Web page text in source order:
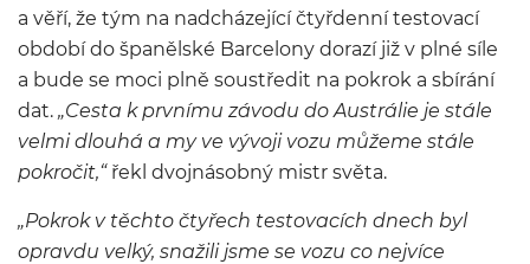
a věří, že tým na nadcházející čtyřdenní testovací
období do španělské Barcelony dorazí již v plné síle
a bude se moci plně soustředit na pokrok a sbírání
dat. „Cesta k prvnímu závodu do Austrálie je stále
velmi dlouhá a my ve vývoji vozu můžeme stále
pokročit,“ řekl dvojnásobný mistr světa.
„Pokrok v těchto čtyřech testovacích dnech byl
opravdu velký, snažili jsme se vozu co nejvíce